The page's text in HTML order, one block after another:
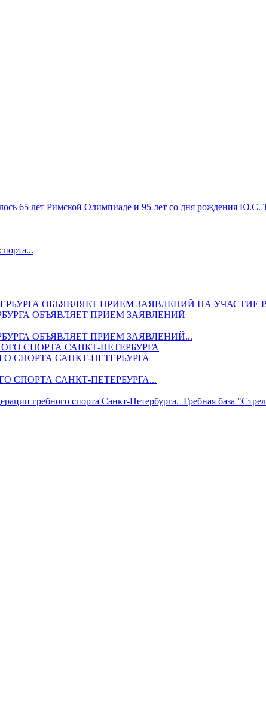
65 лет Римской Олимпиаде и 95 лет со дня рождения Ю.С.
ОБЪЯВЛЯЕТ ПРИЕМ ЗАЯВЛЕНИЙ
ОБЪЯВЛЯЕТ ПРИЕМ ЗАЯВЛЕНИЙ...
СПОРТА САНКТ-ПЕТЕРБУРГА
СПОРТА САНКТ-ПЕТЕРБУРГА...
гребного спорта Санкт-Петербурга. Гребная база